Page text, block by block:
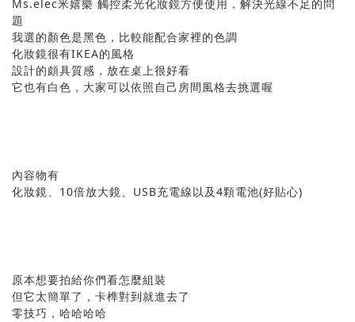
Ms.elec米嬉樂 觸控柔光化妝鏡方便使用，解決光線不足的問
題
我選的顏色是黑色，比較能配合家裡的色調
化妝鏡很有IKEA的風格
設計的頗具質感，放在桌上很好看
它也有白色，大家可以依照自己房間風格去挑選喔
內容物有
化妝鏡、10倍放大鏡、USB充電線以及4顆電池(好貼心)
原本想要拍給你們看怎麼組裝
但它太簡單了，卡榫對到就進去了
零技巧，哈哈哈哈